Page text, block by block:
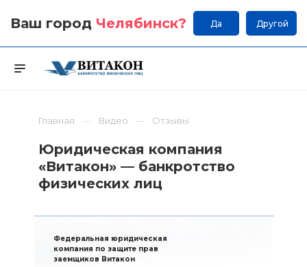
Ваш город Челябинск? Да Другой
Главная Видео Отзывы
Юридическая компания
«Витакон» — банкротство
физических лиц
Федеральная юридическая
компания по защите прав
заемщиков Витакон